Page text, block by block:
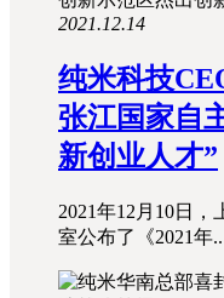
2021.12.14
纯米科技
张江国家自
新创业人才”
2021年12月10日
室公布了《2021年..